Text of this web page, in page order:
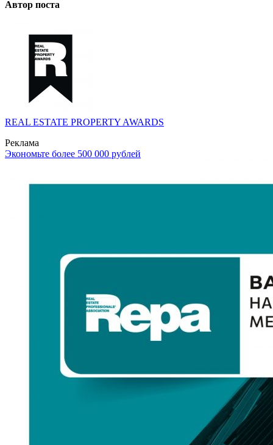
Автор поста
REAL ESTATE PROPERTY AWARDS
Реклама
Экономьте более 500 000 рублей